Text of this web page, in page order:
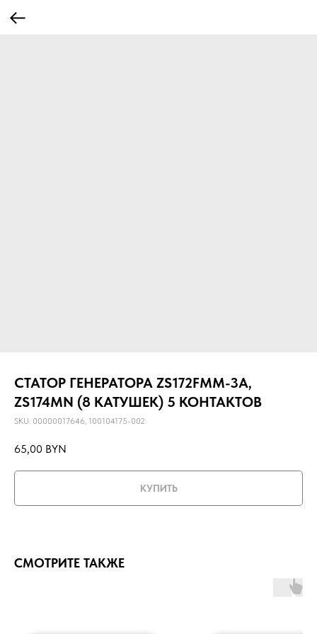
СТАТОР ГЕНЕРАТОРА ZS172FMM-3A,
ZS174MN (8 КАТУШЕК) 5 КОНТАКТОВ
SKU: 00000017646, 100104175-002
65,00 BYN
КУПИТЬ
СМОТРИТЕ ТАКЖЕ